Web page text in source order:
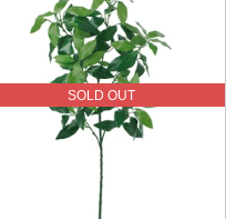
SOLD OUT